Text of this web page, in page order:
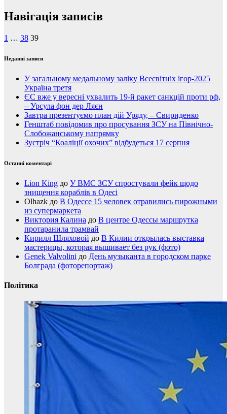
Навігація записів
1 … 38 39
Недавні записи
У загальному медальному заліку Всесвітніх ігор-2025
Україна третя
ЄС вже у вересні ухвалить 19-й ракет санкцій проти рф,
– Урсула фон дер Ляєн
Завтра презентуємо план дій Уряду, – Свириденко
Генштаб повідомив про просування ЗСУ на Північно-
Слобожанському напрямку
Зустріч “Коаліції охочих” відбудеться 17 серпня
Останні коментарі
Lion King до У ВМС ЗСУ спростували фейк щодо
знищення кораблів в Одесі
Olhazk до В Одессе 15 человек отравились пирожными
из супермаркета
Виктория Калина до В центре Одессы маршрутка
протаранила трамвай
Кирилл Шляховой до В Килии открылась выставка
мастерицы, которая вышивает без рук (фото)
Genek Valvolini до День музыканта в городском парке
Болграда (фоторепортаж)
Політика